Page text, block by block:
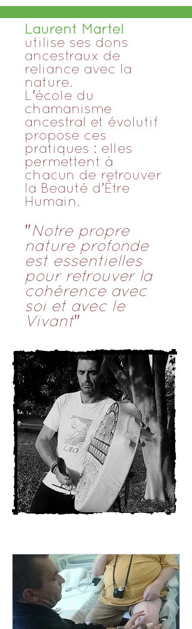
Laurent Martel
utilise ses dons
ancestraux de
reliance avec la
nature.
L'école du
chamanisme
ancestral et évolutif
propose ces
pratiques : elles
permettent à
chacun de retrouver
la Beauté d’Être
Humain.
" Notre propre
nature profonde
est essentielles
pour retrouver la
cohérence avec
soi et avec le
Vivant"